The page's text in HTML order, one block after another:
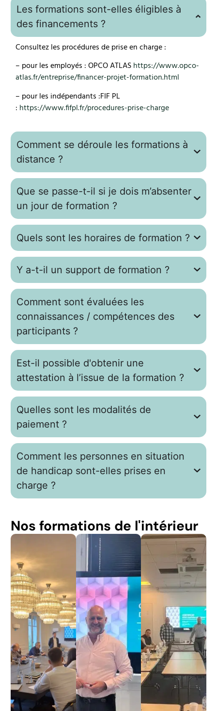
Les formations sont-elles éligibles à
des financements ?
Consultez les procédures de prise en charge :
– pour les employés : OPCO ATLAShttps://www.opco-
atlas.fr/entreprise/financer-projet-formation.html
– pour les indépendants :FIF PL
: https://www.fifpl.fr/procedures-prise-charge
Comment se déroule les formations à
distance ?
Que se passe-t-il si je dois m’absenter
un jour de formation ?
Quels sont les horaires de formation ?
Y a-t-il un support de formation ?
Comment sont évaluées les
connaissances / compétences des
participants ?
Est-il possible d'obtenir une
attestation à l’issue de la formation ?
Quelles sont les modalités de
paiement ?
Comment les personnes en situation
de handicap sont-elles prises en
charge ?
Nos formations de l'intérieur